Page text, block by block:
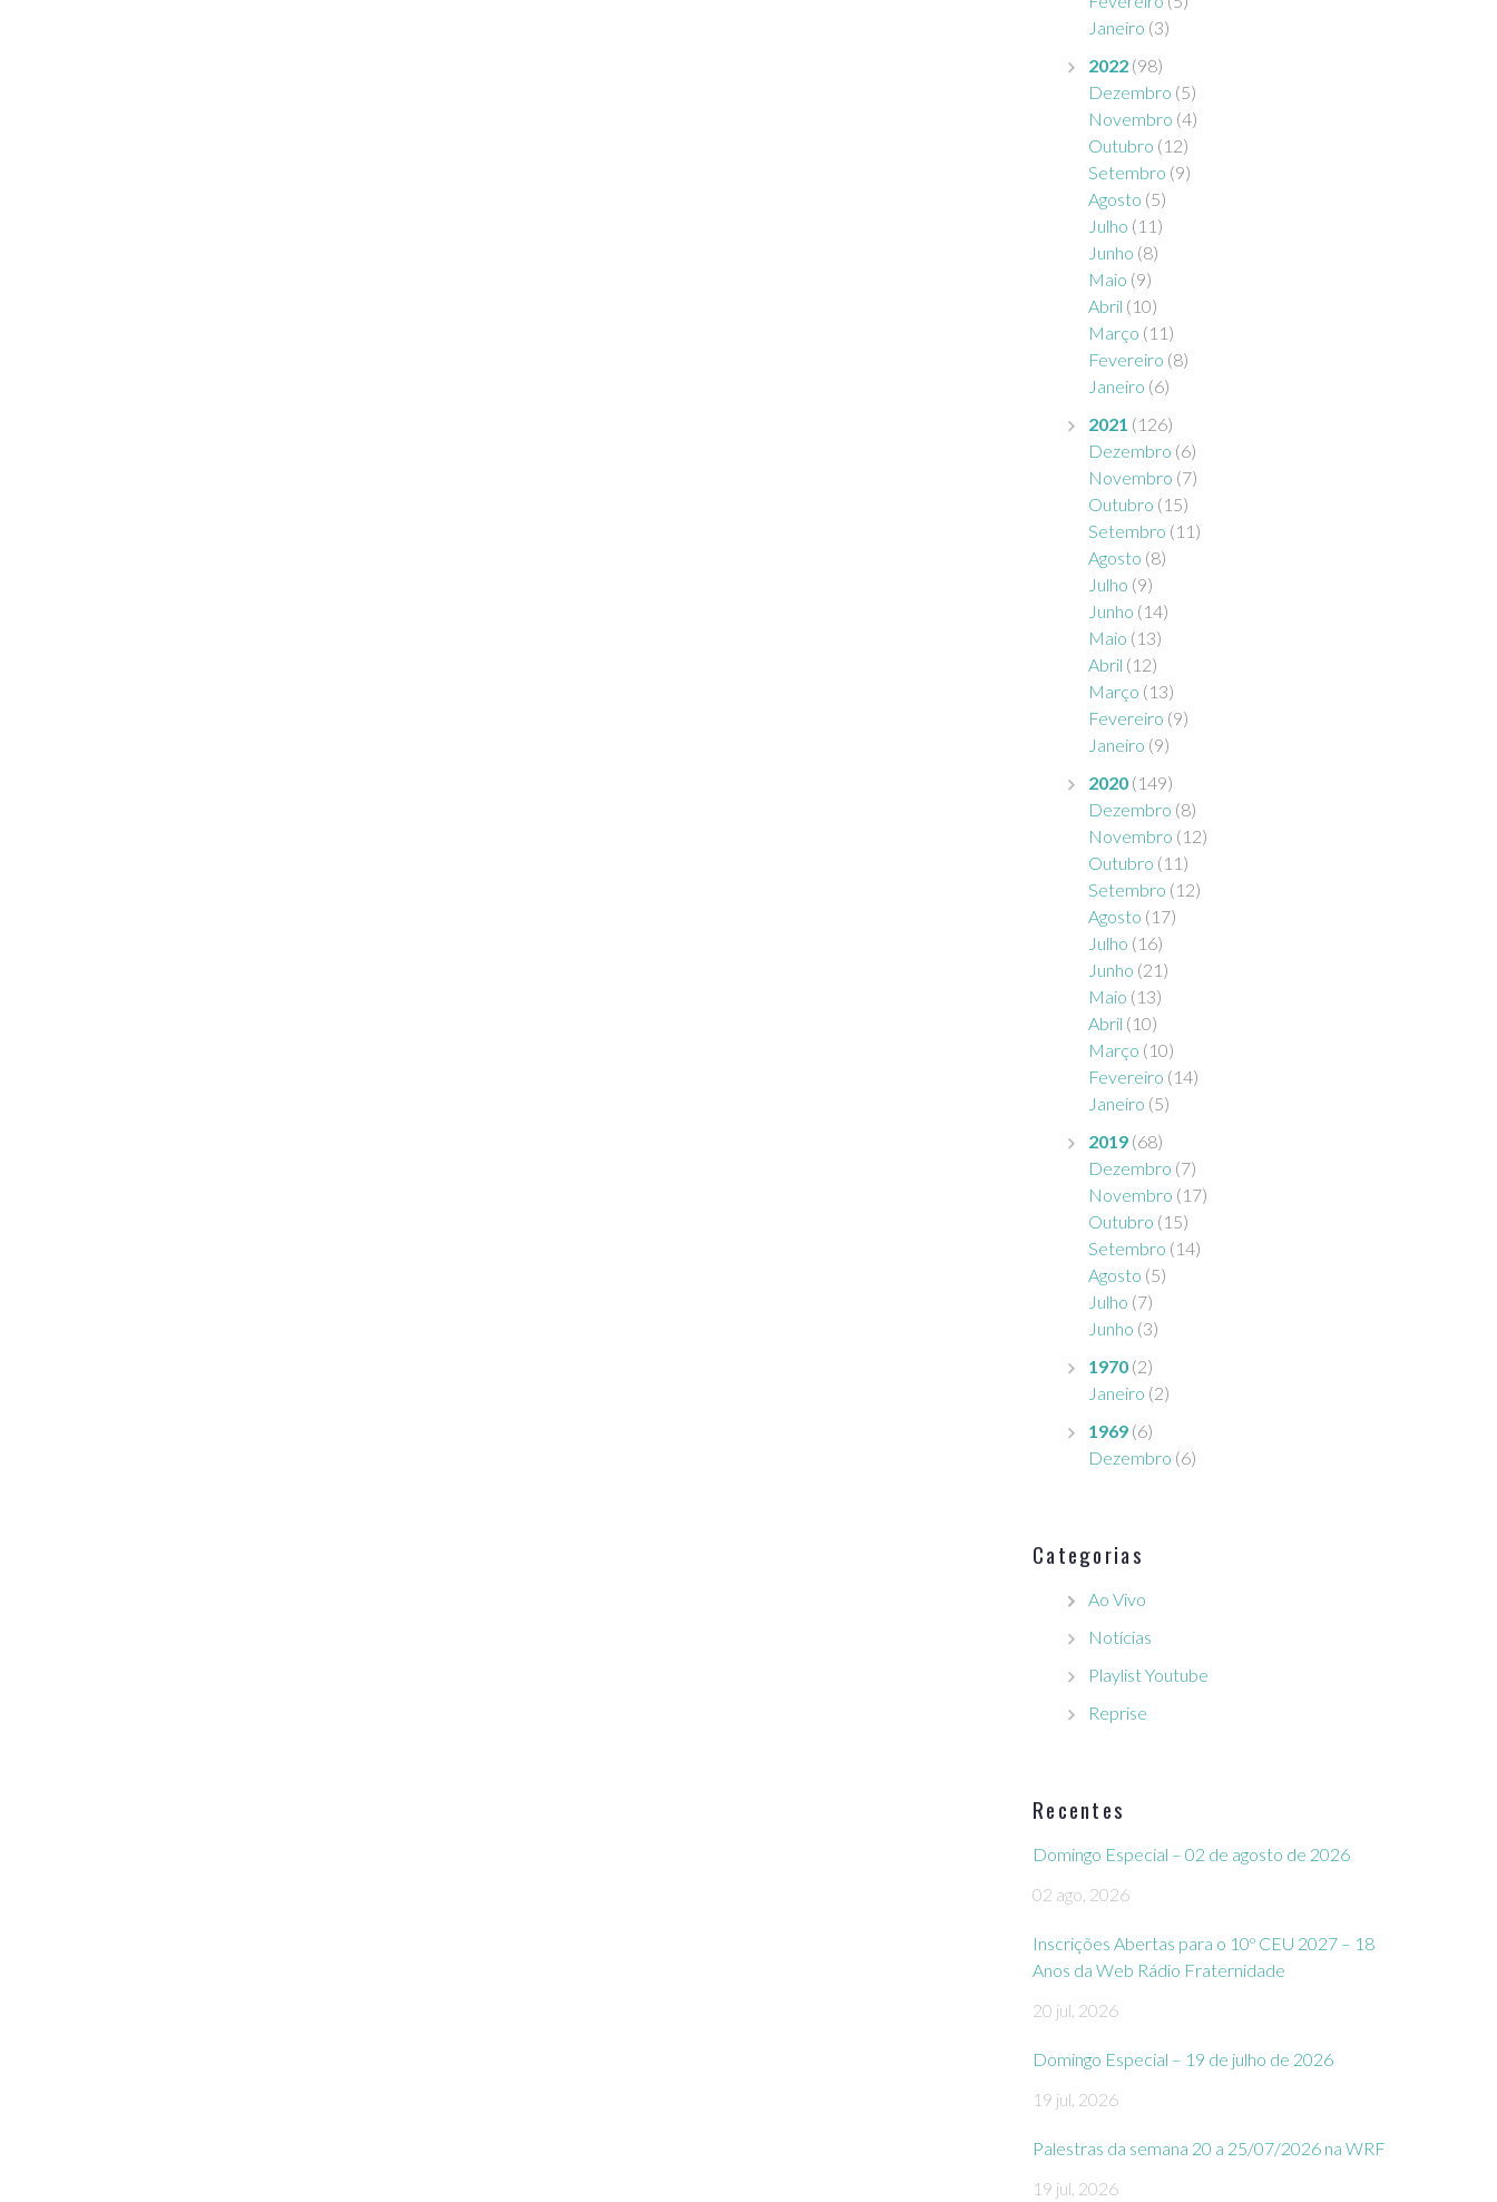
Janeiro (3)
2022 (98)
Dezembro (5)
Novembro (4)
Outubro (12)
Setembro (9)
Agosto (5)
Julho (11)
Junho (8)
Maio (9)
Abril (10)
Março (11)
Fevereiro (8)
Janeiro (6)
2021 (126)
Dezembro (6)
Novembro (7)
Outubro (15)
Setembro (11)
Agosto (8)
Julho (9)
Junho (14)
Maio (13)
Abril (12)
Março (13)
Fevereiro (9)
Janeiro (9)
2020 (149)
Dezembro (8)
Novembro (12)
Outubro (11)
Setembro (12)
Agosto (17)
Julho (16)
Junho (21)
Maio (13)
Abril (10)
Março (10)
Fevereiro (14)
Janeiro (5)
2019 (68)
Dezembro (7)
Novembro (17)
Outubro (15)
Setembro (14)
Agosto (5)
Julho (7)
Junho (3)
1970 (2)
Janeiro (2)
1969 (6)
Dezembro (6)
Categorias
Ao Vivo
Notícias
Playlist Youtube
Reprise
Recentes
Domingo Especial – 02 de agosto de 2026
02 ago, 2026
Inscrições Abertas para o 10º CEU 2027 – 18
Anos da Web Rádio Fraternidade
20 jul, 2026
Domingo Especial – 19 de julho de 2026
19 jul, 2026
Palestras da semana 20 a 25/07/2026 na WRF
19 jul, 2026